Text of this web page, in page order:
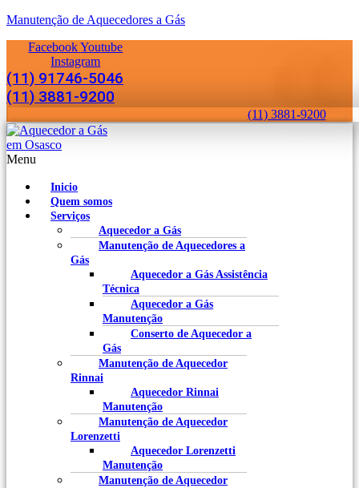
Manutenção de Aquecedores a Gás
FacebookYoutube
Instagram
(11) 91746-5046
(11) 3881-9200
(11) 3881-9200
Menu
Inicio
Quem somos
Serviços
Aquecedor a Gás
Manutenção de Aquecedores a
Gás
Aquecedor a Gás Assistência
Técnica
Aquecedor a Gás
Manutenção
Conserto de Aquecedor a
Gás
Manutenção de Aquecedor
Rinnai
Aquecedor Rinnai
Manutenção
Manutenção de Aquecedor
Lorenzetti
Aquecedor Lorenzetti
Manutenção
Manutenção de Aquecedor